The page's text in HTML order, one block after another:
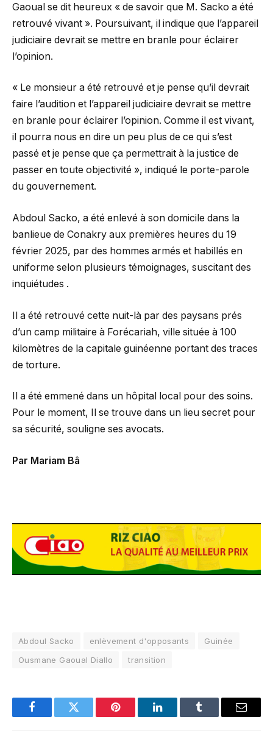
Gaoual se dit heureux « de savoir que M. Sacko a été
retrouvé vivant ». Poursuivant, il indique que l’appareil
judiciaire devrait se mettre en branle pour éclairer
l’opinion.
« Le monsieur a été retrouvé et je pense qu’il devrait
faire l’audition et l’appareil judiciaire devrait se mettre
en branle pour éclairer l’opinion. Comme il est vivant,
il pourra nous en dire un peu plus de ce qui s’est
passé et je pense que ça permettrait à la justice de
passer en toute objectivité », indiqué le porte-parole
du gouvernement.
Abdoul Sacko, a été enlevé à son domicile dans la
banlieue de Conakry aux premières heures du 19
février 2025, par des hommes armés et habillés en
uniforme selon plusieurs témoignages, suscitant des
inquiétudes .
Il a été retrouvé cette nuit-là par des paysans prés
d’un camp militaire à Forécariah, ville située à 100
kilomètres de la capitale guinéenne portant des traces
de torture.
Il a été emmené dans un hôpital local pour des soins.
Pour le moment, Il se trouve dans un lieu secret pour
sa sécurité, souligne ses avocats.
Par Mariam Bâ
Abdoul Sacko enlèvement d'opposants
Guinée
Ousmane Gaoual Diallo
transition
FacebookTwitter Pinterest LinkedInTumblr Email